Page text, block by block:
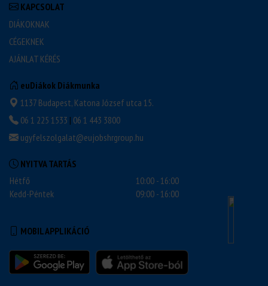
KAPCSOLAT
DIÁKOKNAK
CÉGEKNEK
AJÁNLAT KÉRÉS
euDiákok Diákmunka
1137 Budapest, Katona József utca 15.
06 1 225 1533 | 06 1 443 3800
ugyfelszolgalat@eujobshrgroup.hu
NYITVA TARTÁS
Hétfő
10:00 - 16:00
Kedd-Péntek
09:00 - 16:00
MOBIL APPLIKÁCIÓ